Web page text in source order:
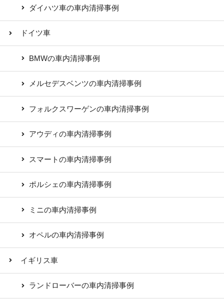
ダイハツ車の車内清掃事例
ドイツ車
BMWの車内清掃事例
メルセデスベンツの車内清掃事例
フォルクスワーゲンの車内清掃事例
アウディの車内清掃事例
スマートの車内清掃事例
ポルシェの車内清掃事例
ミニの車内清掃事例
オペルの車内清掃事例
イギリス車
ランドローバーの車内清掃事例